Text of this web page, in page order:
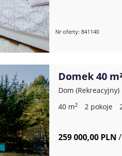
Nr oferty: 841140
Domek 40
Dom
40 m2 2 pokoje
259 000,00 PLN /